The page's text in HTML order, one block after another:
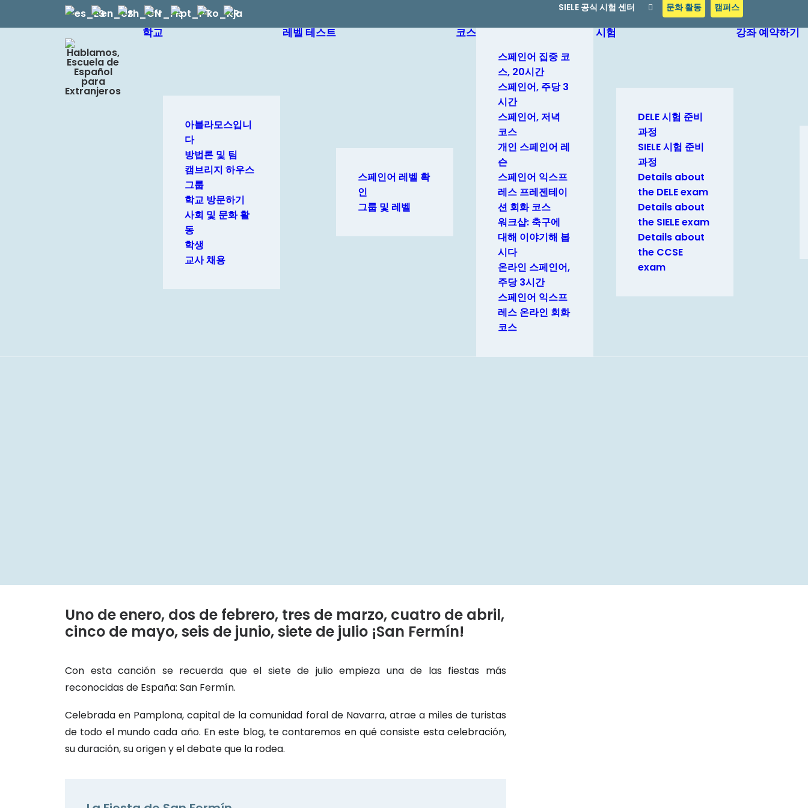
SIELE 공식 시험 센터 문화 활동 캠퍼스
학교
아블라모스입니
다
방법론 및 팀
캠브리지 하우스
그룹
학교 방문하기
사회 및 문화 활
동
학생
교사 채용
레벨 테스트
스페인어 레벨 확
인
그룹 및 레벨
코스
스페인어 집중 코
스, 20시간
스페인어, 주당 3
시간
스페인어, 저녁
코스
개인 스페인어 레
슨
스페인어 익스프
레스 프레젠테이
션 회화 코스
워크샵: 축구에
대해 이야기해 봅
시다
온라인 스페인어,
주당 3시간
스페인어 익스프
레스 온라인 회화
코스
시험
DELE 시험 준비
과정
SIELE 시험 준비
과정
Details about
the DELE exam
Details about
the SIELE exam
Details about
the CCSE
exam
강좌 예약하기
Uno de enero, dos de febrero, tres de marzo, cuatro de abril,
cinco de mayo, seis de junio, siete de julio ¡San Fermín!
Con esta canción se recuerda que el siete de julio empieza una de las fiestas más
reconocidas de España: San Fermín.
Celebrada en Pamplona, capital de la comunidad foral de Navarra, atrae a miles de turistas
de todo el mundo cada año. En este blog, te contaremos en qué consiste esta celebración,
su duración, su origen y el debate que la rodea.